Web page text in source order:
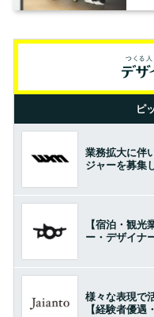
ピ
業務拡大に伴
ジャーを募集
【宿泊・観光
ー・デザイナ
様々な表現で
【経験者優遇